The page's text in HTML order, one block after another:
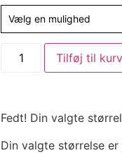
Vælg en mulighed
Tilføj til kurv
Fedt! Din valgte
Din valgte størrelse